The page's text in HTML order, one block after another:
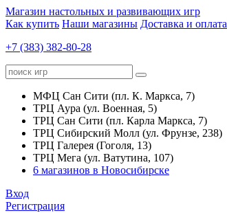
Магазин настольных и развивающих игр
Как купить Наши магазины Доставка и оплата
+7 (383) 382-80-28
МФЦ Сан Сити (пл. К. Маркса, 7)
ТРЦ Аура (ул. Военная, 5)
ТРЦ Сан Сити (пл. Карла Маркса, 7)
ТРЦ Сибирский Молл (ул. Фрунзе, 238)
ТРЦ Галерея (Гоголя, 13)
ТРЦ Мега (ул. Ватутина, 107)
6 магазинов в Новосибирске
Вход
Регистрация